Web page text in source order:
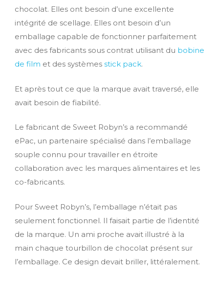
chocolat. Elles ont besoin d’une excellente
intégrité de scellage. Elles ont besoin d’un
emballage capable de fonctionner parfaitement
avec des fabricants sous contrat utilisant du bobine
de film et des systèmes stick pack.
Et après tout ce que la marque avait traversé, elle
avait besoin de fiabilité.
Le fabricant de Sweet Robyn’s a recommandé
ePac, un partenaire spécialisé dans l’emballage
souple connu pour travailler en étroite
collaboration avec les marques alimentaires et les
co-fabricants.
Pour Sweet Robyn’s, l’emballage n’était pas
seulement fonctionnel. Il faisait partie de l’identité
de la marque. Un ami proche avait illustré à la
main chaque tourbillon de chocolat présent sur
l’emballage. Ce design devait briller, littéralement.